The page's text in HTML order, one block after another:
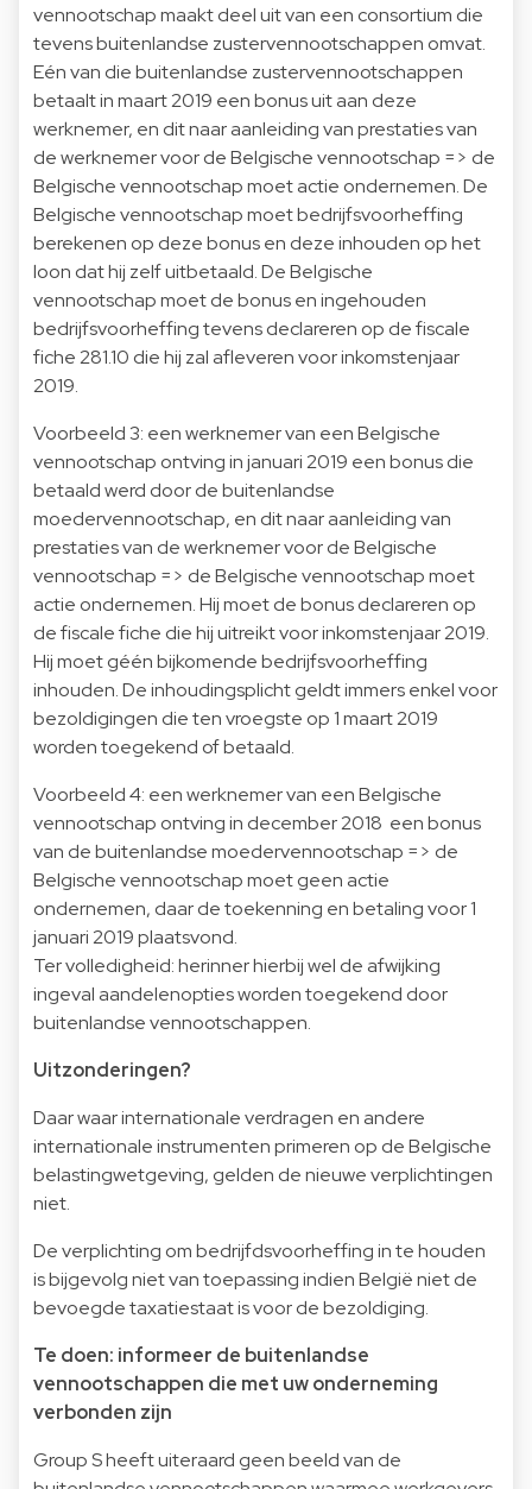
vennootschap maakt deel uit van een consortium die
tevens buitenlandse zustervennootschappen omvat.
Eén van die buitenlandse zustervennootschappen
betaalt in maart 2019 een bonus uit aan deze
werknemer, en dit naar aanleiding van prestaties van
de werknemer voor de Belgische vennootschap => de
Belgische vennootschap moet actie ondernemen. De
Belgische vennootschap moet bedrijfsvoorheffing
berekenen op deze bonus en deze inhouden op het
loon dat hij zelf uitbetaald. De Belgische
vennootschap moet de bonus en ingehouden
bedrijfsvoorheffing tevens declareren op de fiscale
fiche 281.10 die hij zal afleveren voor inkomstenjaar
2019.
Voorbeeld 3: een werknemer van een Belgische
vennootschap ontving in januari 2019 een bonus die
betaald werd door de buitenlandse
moedervennootschap, en dit naar aanleiding van
prestaties van de werknemer voor de Belgische
vennootschap => de Belgische vennootschap moet
actie ondernemen. Hij moet de bonus declareren op
de fiscale fiche die hij uitreikt voor inkomstenjaar 2019.
Hij moet géén bijkomende bedrijfsvoorheffing
inhouden. De inhoudingsplicht geldt immers enkel voor
bezoldigingen die ten vroegste op 1 maart 2019
worden toegekend of betaald.
Voorbeeld 4: een werknemer van een Belgische
vennootschap ontving in december 2018 een bonus
van de buitenlandse moedervennootschap => de
Belgische vennootschap moet geen actie
ondernemen, daar de toekenning en betaling voor 1
januari 2019 plaatsvond.
Ter volledigheid: herinner hierbij wel de afwijking
ingeval aandelenopties worden toegekend door
buitenlandse vennootschappen.
Uitzonderingen?
Daar waar internationale verdragen en andere
internationale instrumenten primeren op de Belgische
belastingwetgeving, gelden de nieuwe verplichtingen
niet.
De verplichting om bedrijfdsvoorheffing in te houden
is bijgevolg niet van toepassing indien België niet de
bevoegde taxatiestaat is voor de bezoldiging.
Te doen: informeer de buitenlandse
vennootschappen die met uw onderneming
verbonden zijn
Group S heeft uiteraard geen beeld van de